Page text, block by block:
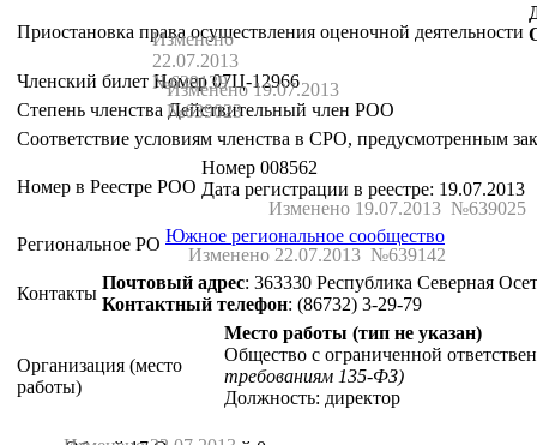
Приостановка права осуществления оценочной деятельности
Членский билет Номер 07Ц-12966
Изменено
22.07.2013
№639139
Степень членства Действительный член РОО
Изменено 19.07.2013
№639023
Соответствие условиям членства в СРО, предусмотренным
Номер в Реестре РОО
Номер 008562
Дата регистрации в реестре: 19.07.2013
Изменено 19.07.2013 №639025
Региональное РО Южное региональное сообщество
Изменено 22.07.2013 №639142
Контакты
Почтовый адрес: 363330 Республика Северная
Контактный телефон: (86732) 3-29-79
Организация (место
работы)
Место работы (тип не указан)
Общество с ограниченной
требованиям 135-ФЗ)
Должность: директор